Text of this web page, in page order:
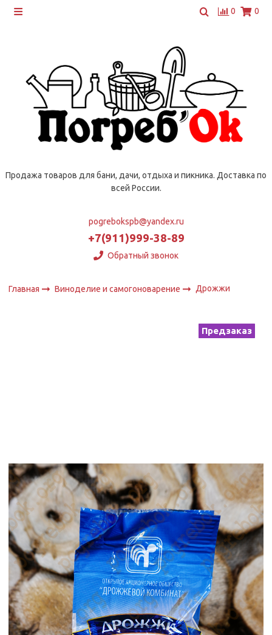
0 0
Продажа товаров для бани, дачи, отдыха и пикника. Доставка по
всей России.
pogrebokspb@yandex.ru
+7(911)999-38-89
Обратный звонок
Главная Виноделие и самогоноварение Дрожжи
Предзаказ